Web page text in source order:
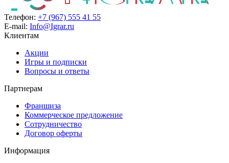
Телефон: +7 (967) 555 41 55
E-mail: Info@Igrar.ru
Клиентам
Акции
Игры и подписки
Вопросы и ответы
Партнерам
Франшиза
Коммерческое предложение
Сотрудничество
Договор оферты
Информация